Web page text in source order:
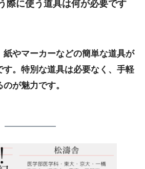
際に使う道具は何が必要です
紙やマーカーなどの簡単な道具が
す。特別な道具は必要なく、手軽
が魅力です。